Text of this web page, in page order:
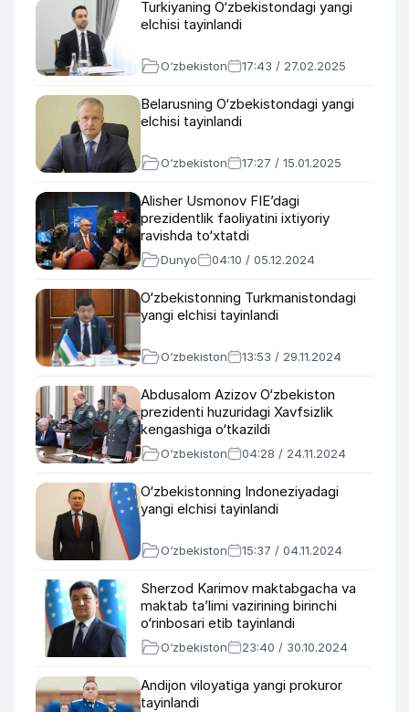
Turkiyaning O‘zbekistondagi yangi
elchisi tayinlandi
O‘zbekiston 17:43 / 27.02.2025
Belarusning O‘zbekistondagi yangi
elchisi tayinlandi
O‘zbekiston 17:27 / 15.01.2025
Alisher Usmonov FIE’dagi
prezidentlik faoliyatini ixtiyoriy
ravishda to‘xtatdi
Dunyo 04:10 / 05.12.2024
O‘zbekistonning Turkmanistondagi
yangi elchisi tayinlandi
O‘zbekiston 13:53 / 29.11.2024
Abdusalom Azizov O‘zbekiston
prezidenti huzuridagi Xavfsizlik
kengashiga o‘tkazildi
O‘zbekiston 04:28 / 24.11.2024
O‘zbekistonning Indoneziyadagi
yangi elchisi tayinlandi
O‘zbekiston 15:37 / 04.11.2024
Sherzod Karimov maktabgacha va
maktab taʼlimi vazirining birinchi
o‘rinbosari etib tayinlandi
O‘zbekiston 23:40 / 30.10.2024
Andijon viloyatiga yangi prokuror
tayinlandi